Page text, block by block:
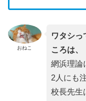
おねこ
ワタシっ
ころは、
網浜理論
2人にも
校長先生